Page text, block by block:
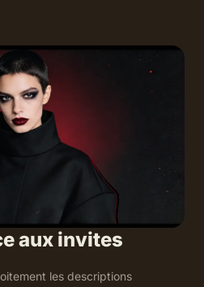
aux invites
les descriptions